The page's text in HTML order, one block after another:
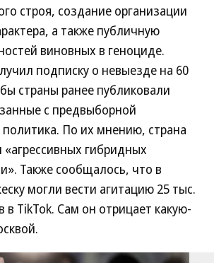
строя, создание организации
а также публичную
виновных в геноциде.
подписку о невыезде на 60
страны ранее публиковали
с предвыборной
По их мнению, страна
гибридных
Также сообщалось, что в
могли вести агитацию 25 тыс.
в TikTok. Сам он отрицает какую-